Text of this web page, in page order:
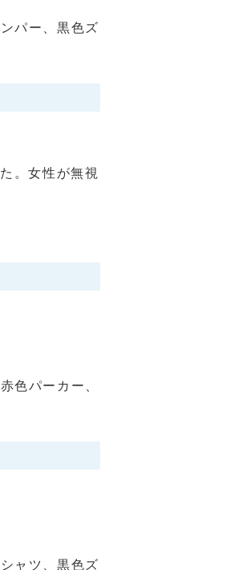
パー、黒色ズ
。女性が無視
色パーカー、
ャツ、黒色ズ